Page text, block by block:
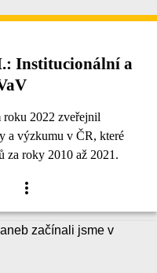
Institucionální a
roku 2022 zveřejnil
a výzkumu v ČR, které
za roky 2010 až 2021.